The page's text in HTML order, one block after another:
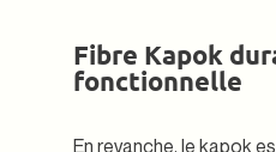
Fibre Kapok
fonctionnelle
En revanche, le kapok